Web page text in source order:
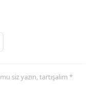
siz yazın, tartışalım *